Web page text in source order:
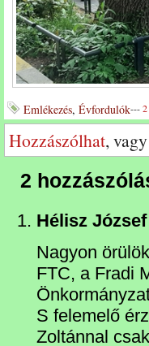
Emlékezés, Évfordulók---
Hozzászólhat, vagy
2
Hélisz
Nagyon
FTC, a Fradi
S felemelő
Zoltánnal